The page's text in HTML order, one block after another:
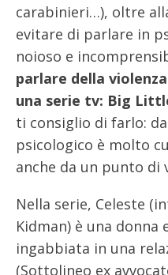
carabinieri…), oltre
evitare di parlare in
noioso e
parlare della
una serie tv: Big
ti consiglio di farlo:
psicologico è molto
anche da un punto di
Nella serie, Celeste
Kidman) è una donna
ingabbiata in una
(Sottolineo ex